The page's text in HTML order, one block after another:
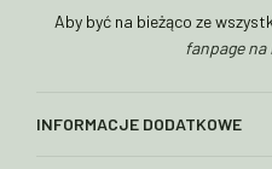
Aby być na bieżąco ze
fanpage na
INFORMACJE DODATKOWE